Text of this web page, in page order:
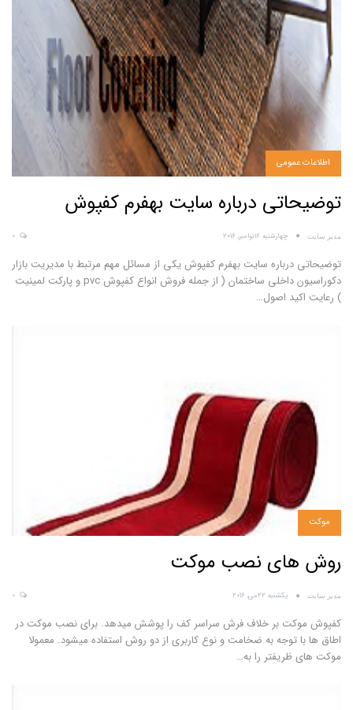
اطلاعات عمومی
توضیحاتی درباره سایت بهفرم کفپوش
مدیر سایت چهارشنبه 16نوامبر, 2016
توضیحاتی درباره سایت بهفرم کفپوش یکی از مسائل مهم مرتبط با مدیریت بازار
دکوراسیون داخلی ساختمان ( از جمله فروش انواع کفپوش pvc و پارکت لمینیت
) رعایت اکید اصول…
موکت
روش های نصب موکت
مدیر سایت یکشنبه 22می, 2016
کفپوش موکت بر خلاف فرش سراسر کف را پوشش میدهد. برای نصب موکت در
اطاق ها با توجه به ضخامت و نوع کاربری از دو روش استفاده میشود. معمولا
موکت های ظریفتر را به…